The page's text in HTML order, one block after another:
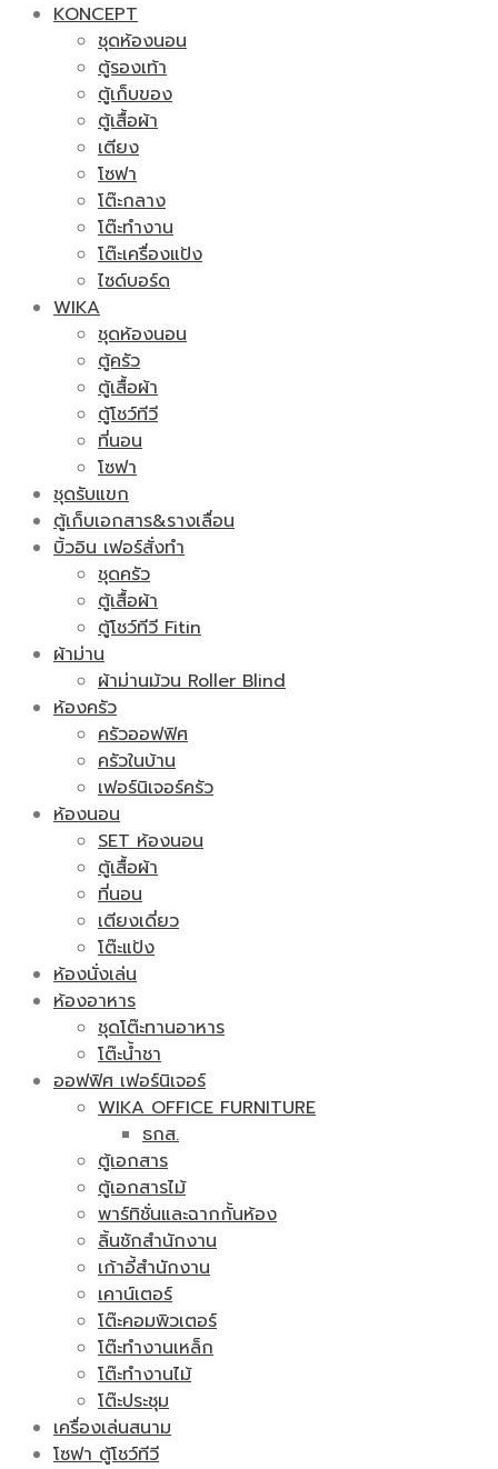
KONCEPT
ชุดห้องนอน
ตู้รองเท้า
ตู้เก็บของ
ตู้เสื้อผ้า
เตียง
โซฟา
โต๊ะกลาง
โต๊ะทำงาน
โต๊ะเครื่องแป้ง
ไซด์บอร์ด
WIKA
ชุดห้องนอน
ตู้ครัว
ตู้เสื้อผ้า
ตู้โชว์ทีวี
ที่นอน
โซฟา
ชุดรับแขก
ตู้เก็บเอกสาร&รางเลื่อน
บิ้วอิน เฟอร์สั่งทำ
ชุดครัว
ตู้เสื้อผ้า
ตู้โชว์ทีวี Fitin
ผ้าม่าน
ผ้าม่านม้วน Roller Blind
ห้องครัว
ครัวออฟฟิศ
ครัวในบ้าน
เฟอร์นิเจอร์ครัว
ห้องนอน
SET ห้องนอน
ตู้เสื้อผ้า
ที่นอน
เตียงเดี่ยว
โต๊ะแป้ง
ห้องนั่งเล่น
ห้องอาหาร
ชุดโต๊ะทานอาหาร
โต๊ะน้ำชา
ออฟฟิศ เฟอร์นิเจอร์
WIKA OFFICE FURNITURE
ธกส.
ตู้เอกสาร
ตู้เอกสารไม้
พาร์ทิชั่นและฉากกั้นห้อง
ลิ้นชักสำนักงาน
เก้าอี้สำนักงาน
เคาน์เตอร์
โต๊ะคอมพิวเตอร์
โต๊ะทำงานเหล็ก
โต๊ะทำงานไม้
โต๊ะประชุม
เครื่องเล่นสนาม
โซฟา ตู้โชว์ทีวี